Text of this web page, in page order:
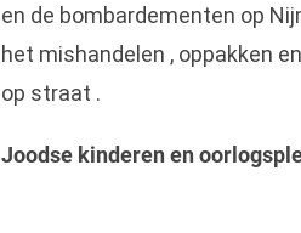
en de bombardementen op
het mishandelen , oppakken
op straat .
Joodse kinderen en